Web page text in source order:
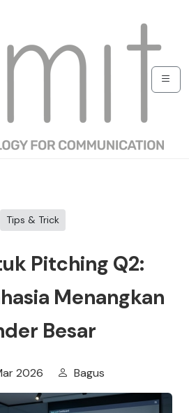
Tips & Trick
Pitching Q2:
Menangkan
Besar
2026 Bagus